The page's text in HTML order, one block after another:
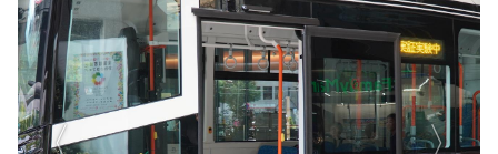
EV
電動バイク
電動キックボード